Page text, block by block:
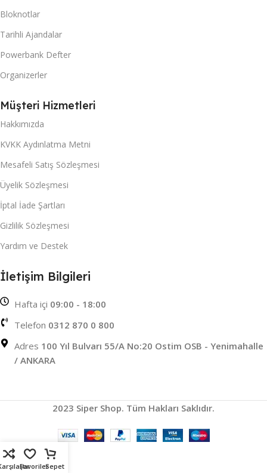
Bloknotlar
Tarihli Ajandalar
Powerbank Defter
Organizerler
Müşteri Hizmetleri
Hakkımızda
KVKK Aydınlatma Metni
Mesafeli Satış Sözleşmesi
Üyelik Sözleşmesi
İptal İade Şartları
Gizlilik Sözleşmesi
Yardım ve Destek
İletişim Bilgileri
Hafta içi 09:00 - 18:00
Telefon 0312 870 0 800
Adres 100 Yıl Bulvarı 55/A No:20 Ostim OSB - Yenimahalle
/ ANKARA
2023 Siper Shop. Tüm Hakları Saklıdır.
FavorilerSepet